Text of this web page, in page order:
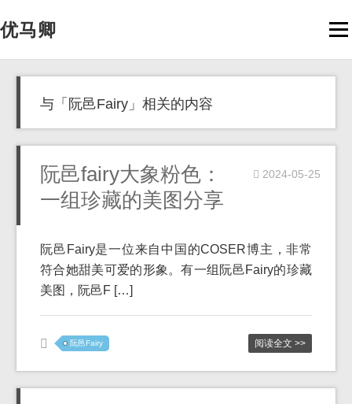
优马卿
与「阮邑Fairy」相关的内容
阮邑fairy大象粉色：
一组珍藏的美图分享
2024-05-25
阮邑Fairy是一位来自中国的COSER博主，非常
符合她甜美可爱的形象。有一组阮邑Fairy的珍藏
美图，阮邑F […]
阮邑Fairy 阅读全文 >>